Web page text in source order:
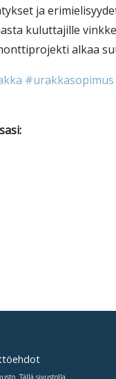
ja
kuluttajille
alkaa
#urakkasopimus
Tällä sivustolla